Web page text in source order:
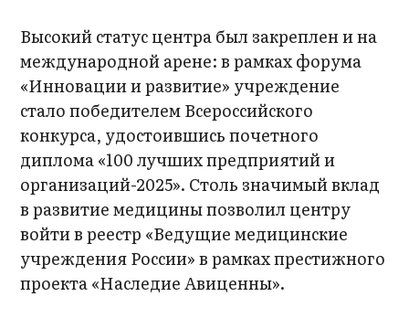
Высокий статус центра был закреплен и на
международной арене: в рамках форума
«Инновации и развитие» учреждение
стало победителем Всероссийского
конкурса, удостоившись почетного
диплома «100 лучших предприятий и
организаций-2025». Столь значимый вклад
в развитие медицины позволил центру
войти в реестр «Ведущие медицинские
учреждения России» в рамках престижного
проекта «Наследие Авиценны».